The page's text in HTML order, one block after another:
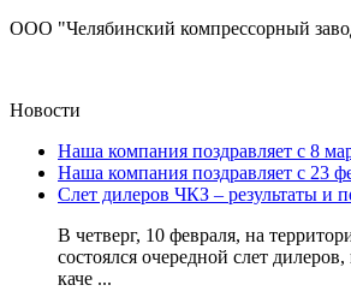
ООО "Челябинский компрессорный
Новости
Наша компания поздравляет с 8
Наша компания поздравляет с 23
Слет дилеров ЧКЗ – результаты и
В четверг, 10 февраля, на
состоялся очередной слет
каче ...